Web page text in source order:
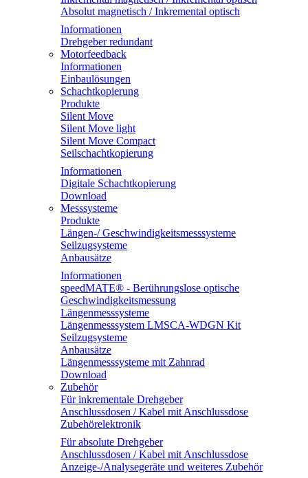
Absolut magnetisch / Inkremental optisch
Informationen
Drehgeber redundant
Motorfeedback
Informationen
Einbaulösungen
Schachtkopierung
Produkte
Silent Move
Silent Move light
Silent Move Compact
Seilschachtkopierung
Informationen
Digitale Schachtkopierung
Download
Messsysteme
Produkte
Längen-/ Geschwindigkeitsmesssysteme
Seilzugsysteme
Anbausätze
Informationen
speedMATE® - Berührungslose optische
Geschwindigkeitsmessung
Längenmesssysteme
Längenmesssystem LMSCA-WDGN Kit
Seilzugsysteme
Anbausätze
Längenmesssysteme mit Zahnrad
Download
Zubehör
Für inkrementale Drehgeber
Anschlussdosen / Kabel mit Anschlussdose
Zubehörelektronik
Für absolute Drehgeber
Anschlussdosen / Kabel mit Anschlussdose
Anzeige-/Analysegeräte und weiteres Zubehör